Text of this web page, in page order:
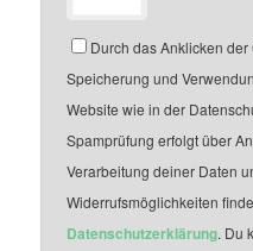
Durch das Anklicken
Speicherung und
Website wie in der
Spamprüfung erfolgt über
Verarbeitung deiner Daten
Widerrufsmöglichkeiten
Datenschutzerklärung. Du